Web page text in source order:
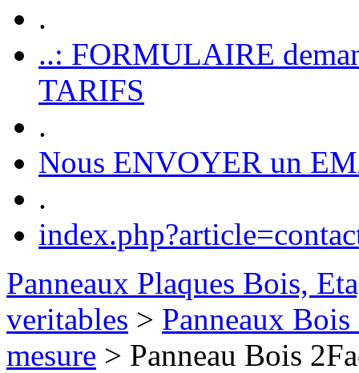
.
..: FORMULAIRE
TARIFS
.
Nous ENVOYER un
.
Panneaux Plaques Bois,
veritables > Panneaux
mesure > Panneau Bois